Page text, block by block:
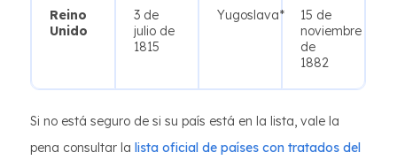
Reino
Unido
3 de
julio de
1815
Yugoslava*
15 de
noviembre
de
1882
Si no está seguro de si su país está en la lista, vale la
pena consultar la lista oficial de países con tratados del